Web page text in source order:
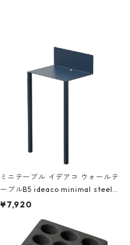
ミニテーブル イデアコ ウォールテ
ーブルB5 ideaco minimal steel f
urniture WALL Table B5 ネイビー
¥7,920